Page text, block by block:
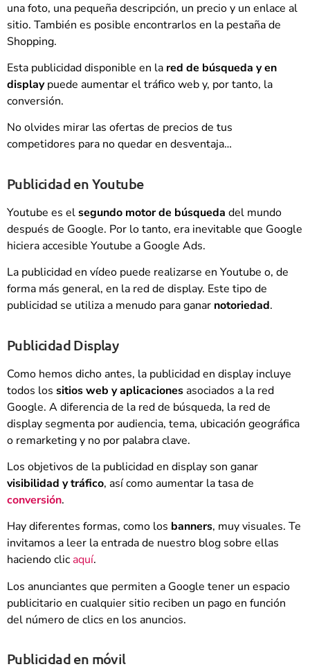
una foto, una pequeña descripción, un precio y un enlace al
sitio. También es posible encontrarlos en la pestaña de
Shopping.
Esta publicidad disponible en la red de búsqueda y en
displaypuede aumentar el tráfico web y, por tanto, la
conversión.
No olvides mirar las ofertas de precios de tus
competidores para no quedar en desventaja…
Publicidad en Youtube
Youtube es elsegundo motor de búsqueda del mundo
después de Google. Por lo tanto, era inevitable que Google
hiciera accesible Youtube a Google Ads.
La publicidad en vídeo puede realizarse en Youtube o, de
forma más general, en la red de display. Este tipo de
publicidad se utiliza a menudo para ganar notoriedad.
Publicidad Display
Como hemos dicho antes, la publicidad en display incluye
todos los sitios web y aplicacionesasociados a la red
Google. A diferencia de la red de búsqueda, la red de
display segmenta por audiencia, tema, ubicación geográfica
o remarketing y no por palabra clave.
Los objetivos de la publicidad en display son ganar
visibilidad y tráfico, así como aumentar la tasa de
conversión.
Hay diferentes formas, como los banners, muy visuales. Te
invitamos a leer la entrada de nuestro blog sobre ellas
haciendo clic aquí.
Los anunciantes que permiten a Google tener un espacio
publicitario en cualquier sitio reciben un pago en función
del número de clics en los anuncios.
Publicidad en móvil